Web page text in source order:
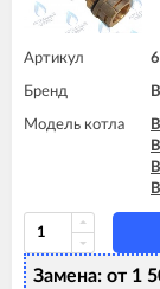
Артикул
Бренд
Модель котла
Замена: от 1